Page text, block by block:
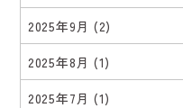
2025年9月 (2)
2025年8月 (1)
2025年7月 (1)